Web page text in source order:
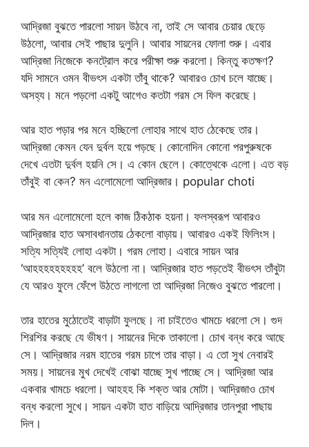
আদ্রিজা বুঝতে পারলো সায়ন উঠবে না, তাই সে আবার চেয়ার ছেড়ে
উঠলো, আবার সেই পাছার দুলুনি। আবার সায়নের ফোলা শুরু। এবার
আদ্রিজা নিজেকে কনট্রোল করে পরীক্ষা শুরু করলো। কিন্তু কতক্ষণ?
যদি সামনে ওমন বীভৎস একটা তাঁবু থাকে? আবারও চোখ চলে যাচ্ছে।
অসহ্য। মনে পড়লো একটু আগেও কতটা গরম সে ফিল করেছে।
আর হাত পড়ার পর মনে হচ্ছিলো লোহার সাথে হাত ঠেকেছে তার।
আদ্রিজা কেমন যেন দুর্বল হয়ে পড়ছে। কোনোদিন কোনো পরপুরুষকে
দেখে এতটা দুর্বল হয়নি সে। এ কোন ছেলে। কোত্থেকে এলো। এত বড়
তাঁবুই বা কেন? মন এলোমেলো আদ্রিজার। popular choti
আর মন এলোমেলো হলে কাজ ঠিকঠাক হয়না। ফলস্বরূপ আবারও
আদ্রিজার হাত অসাবধানতায় ঠেকলো বাড়ায়। আবারও একই ফিলিংস।
সত্যি সত্যিই লোহা একটা। গরম লোহা। এবারে সায়ন আর
‘আহহহহহহহহহ’ বলে উঠলো না। আদ্রিজার হাত পড়তেই বীভৎস তাঁবুটা
যে আরও ফুলে ফেঁপে উঠতে লাগলো তা আদ্রিজা নিজেও বুঝতে পারলো।
তার হাতের মুঠোতেই বাড়াটা ফুলছে। না চাইতেও খামচে ধরলো সে। গুদ
শিরশির করছে যে ভীষণ। সায়নের দিকে তাকালো। চোখ বন্ধ করে আছে
সে। আদ্রিজার নরম হাতের গরম চাপে তার বাড়া। এ তো সুখ নেবারই
সময়। সায়নের মুখ দেখেই বোঝা যাচ্ছে সুখ পাচ্ছে সে। আদ্রিজা আর
একবার খামচে ধরলো। আহহহ কি শক্ত আর মোটা। আদ্রিজাও চোখ
বন্ধ করলো সুখে। সায়ন একটা হাত বাড়িয়ে আদ্রিজার তানপুরা পাছায়
দিল।